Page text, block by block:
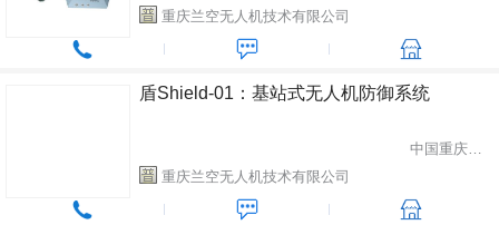
重庆兰空无人机技术有限公司
盾Shield-01：基站式无人机防御系统
中国重庆市渝北区
重庆兰空无人机技术有限公司